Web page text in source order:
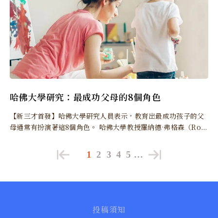
哈佛大學研究：最成功父母的8個角色
【新三才首發】哈佛大學研究人員表示，教育出最成功孩子的父
母通常有扮演著這8個角色。 哈佛大學教授羅納德·弗格森（Ro...
1 2 3 4 5 …
投稿須知